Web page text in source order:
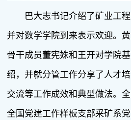
巴大志书记介绍了矿业工
并对数学学院到来表示欢迎。
骨干成员董宪姝和王开对学院
绍，并就分管工作分享了人才
交流等工作成效和典型做法。全
全国党建工作样板支部采矿系